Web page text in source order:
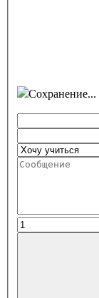
Сохранение...